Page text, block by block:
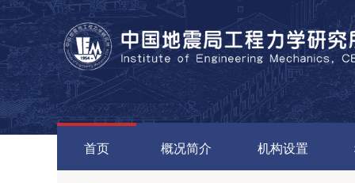
首页 概况简介 机构设置